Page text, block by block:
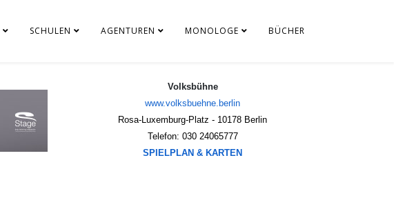
SCHULEN AGENTUREN MONOLOGE BÜCHER
Volksbühne
www.volksbuehne.berlin
Rosa-Luxemburg-Platz - 10178 Berlin
Telefon: 030 24065777
SPIELPLAN & KARTEN